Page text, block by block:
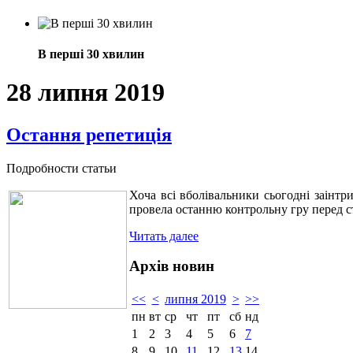
В перші 30 хвилин
28 липня 2019
Остання репетиція
Подробности статьи
Хоча всі вболівальники сьогодні
провела останню контрольну гру перед
Читать далее
Архів новин
<< < липня 2019 > >>
пн вт ср чт пт сб нд
1
2 3 4 5 6
7